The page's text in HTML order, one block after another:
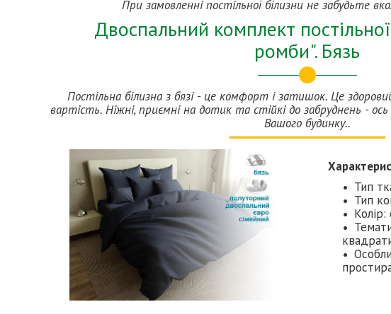
При замовленні постільної білизни не забудьте
Двоспальний комплект
ромби". Бязь
Постільна білизна з бязі - це комфорт і затишок. Це
вартість. Ніжні, приємні на дотик та стійкі до забруднень -
Вашого будинку..
Тип
Тип
Колір: